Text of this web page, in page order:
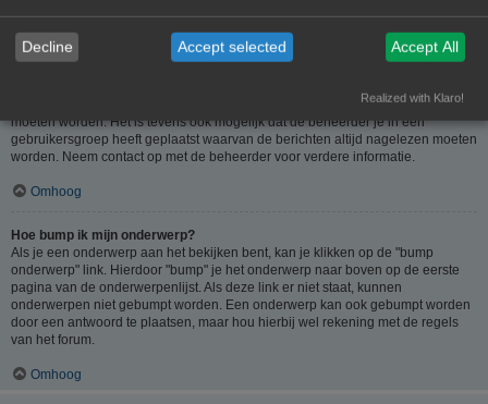
Omhoog
De beheerder kan beslist hebben dat geplaatste berichten eerst nagekeken
moeten worden. Het is tevens ook mogelijk dat de beheerder je in een
gebruikersgroep heeft geplaatst waarvan de berichten altijd nagelezen moeten
worden. Neem contact op met de beheerder voor verdere informatie.
Omhoog
Hoe bump ik mijn onderwerp?
Als je een onderwerp aan het bekijken bent, kan je klikken op de "bump
onderwerp" link. Hierdoor "bump" je het onderwerp naar boven op de eerste
pagina van de onderwerpenlijst. Als deze link er niet staat, kunnen
onderwerpen niet gebumpt worden. Een onderwerp kan ook gebumpt worden
door een antwoord te plaatsen, maar hou hierbij wel rekening met de regels
van het forum.
Omhoog
Decline Accept selected Accept All
Realized with Klaro!